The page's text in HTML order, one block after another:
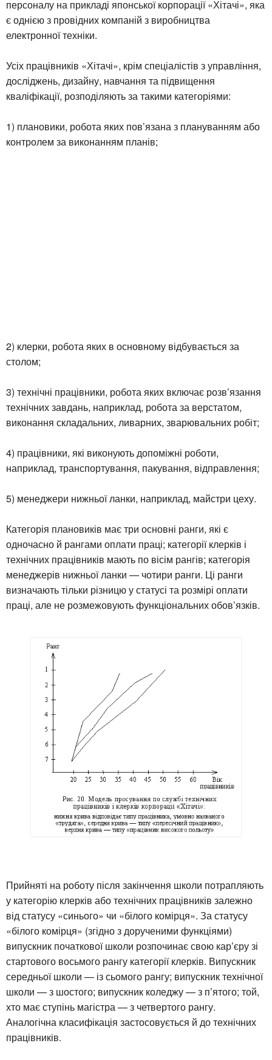
персоналу на прикладі японської корпорації «Хітачі», яка
є однією з провідних компаній з виробництва
електронної техніки.
Усіх працівників «Хітачі», крім спеціалістів з управління,
досліджень, дизайну, навчання та підвищення
кваліфікації, розподіляють за такими категоріями:
1) плановики, робота яких пов’язана з плануванням або
контролем за виконанням планів;
2) клерки, робота яких в основному відбувається за
столом;
3) технічні працівники, робота яких включає розв’язання
технічних завдань, наприклад, робота за верстатом,
виконання складальних, ливарних, зварювальних робіт;
4) працівники, які виконують допоміжні роботи,
наприклад, транспортування, пакування, відправлення;
5) менеджери нижньої ланки, наприклад, майстри цеху.
Категорія плановиків має три основні ранги, які є
одночасно й рангами оплати праці; категорії клерків і
технічних працівників мають по вісім рангів; категорія
менеджерів нижньої ланки — чотири ранги. Ці ранги
визначають тільки різницю у статусі та розмірі оплати
праці, але не розмежовують функціональних обов’язків.
Прийняті на роботу після закінчення школи потрапляють
у категорію клерків або технічних працівників залежно
від статусу «синього» чи «білого комірця». За статусу
«білого комірця» (згідно з дорученими функціями)
випускник початкової школи розпочинає свою кар’єру зі
стартового восьмого рангу категорії клерків. Випускник
середньої школи — із сьомого рангу; випускник технічної
школи — з шостого; випускник коледжу — з п’ятого; той,
хто має ступінь магістра — з четвертого рангу.
Аналогічна класифікація застосовується й до технічних
працівників.